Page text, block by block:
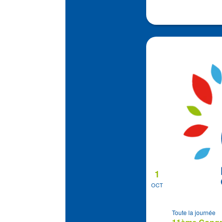
OCT
1
Toute la journée